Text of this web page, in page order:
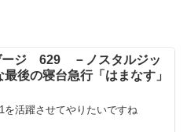
ージ 629 －ノスタルジッ
最後の寝台急行「はまなす」
を活躍させてやりたいですね